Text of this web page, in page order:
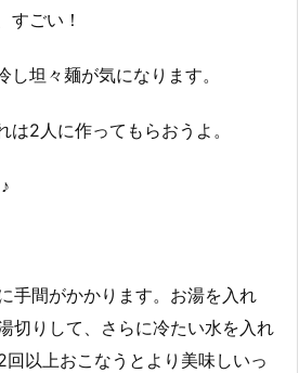
すごい！
し坦々麺が気になります。
は2人に作ってもらおうよ。
手間がかかります。お湯を入れ
切りして、さらに冷たい水を入れ
以上おこなうとより美味しいっ